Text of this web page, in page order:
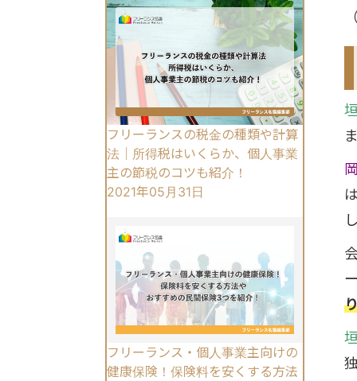
フリーランスの税金の種類や計算
法｜所得税はいくらか、個人事業
主の節税のコツも紹介！
2021年05月31日
フリーランス・個人事業主向けの
健康保険！保険料を安くする方法